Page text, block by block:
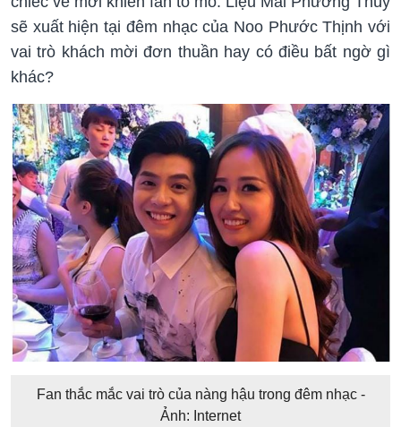
sẽ xuất hiện tại đêm nhạc của Noo Phước Thịnh với
vai trò khách mời đơn thuần hay có điều bất ngờ gì
khác?
Fan thắc mắc vai trò của nàng hậu trong đêm nhạc -
Ảnh: Internet